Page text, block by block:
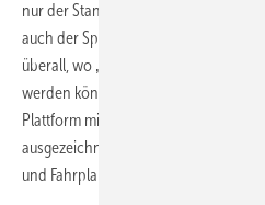
nur der Standalone-Speicher am
auch der Speicher am Solarpark,
überall, wo ‚behind-the-meter‘
werden können. Dafür bringen wir
Plattform mit auf die Messe, gepaart
ausgezeichneten
und Fahrplanmanagement.